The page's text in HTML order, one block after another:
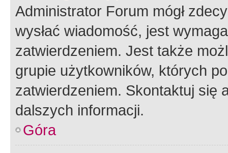
Administrator Forum mógł
wysłać wiadomość, jest
zatwierdzeniem. Jest także
grupie użytkowników, których
zatwierdzeniem. Skontaktuj się
dalszych informacji.
Góra